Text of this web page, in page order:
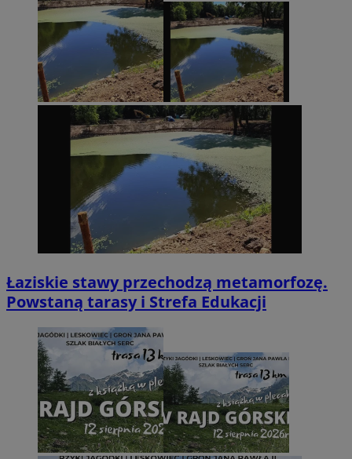
Łaziskie stawy przechodzą metamorfozę.
Powstaną tarasy i Strefa Edukacji